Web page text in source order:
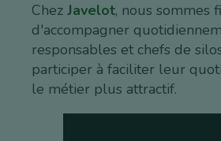
Chez Javelot, nous sommes
d'accompagner
responsables et chefs de
participer à faciliter leur
le métier plus attractif.